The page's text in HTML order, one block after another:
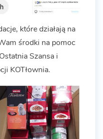
które działają na
środki na pomoc
Szansa i
KOTłownia.